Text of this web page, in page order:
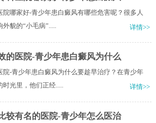
院哪家好-青少年患白癜风有哪些危害呢？很多人
貌的“小毛病”.....
详情>>
的医院-青少年患白癜风为什么
院-青少年患白癜风为什么要趁早治疗？在青少年
光里，他们正经.....
详情>>
较有名的医院-青少年怎么医治